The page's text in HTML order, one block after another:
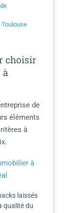
choisir
à
de
éléments
à
à
laissés
qualité du